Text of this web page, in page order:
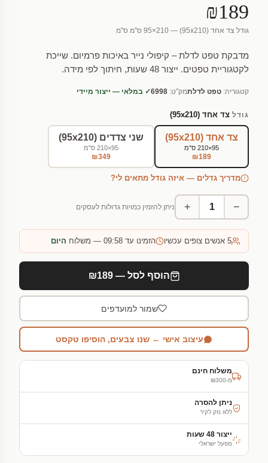
₪189
גודל צד אחד (95x210) — 95×210 ס"מ ס"מ
מדבקת טפט לדלת – קיפולי נייר באיכות פרמיום. שייכת
לקטגוריית טפטים. ייצור 48 שעות, חיתוך לפי מידה.
קטגוריה: טפט לדלתמק"ט: 6998✓ במלאי — ייצור מיידי
גודל צד אחד (95x210)
צד אחד (95x210)
95×210 ס"מ
₪189
שני צדדים (95x210)
95×210 ס"מ
₪349
מדריך גדלים — איזה גודל מתאים לי?
−
+ ניתן להזמין כמויות גדולות לעסקים
5 אנשים צופים עכשיו הזמינו עד 09:58 — משלוח היום
הוסף לסל — ₪189
שמור למועדפים
עיצוב אישי ← שנו צבעים, הוסיפו טקסט
משלוח חינם
מ-₪300
ניתן להסרה
ללא נזק לקיר
ייצור 48 שעות
מפעל ישראלי